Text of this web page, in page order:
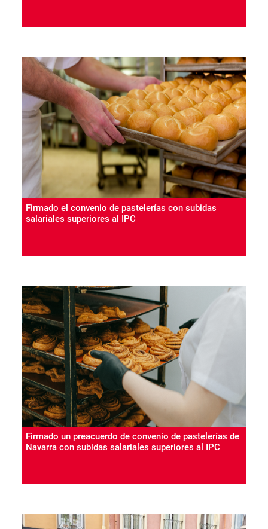
Firmado el convenio de pastelerías con subidas
salariales superiores al IPC
Firmado un preacuerdo de convenio de pastelerías de
Navarra con subidas salariales superiores al IPC